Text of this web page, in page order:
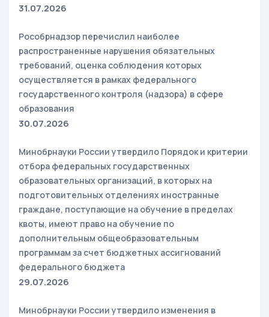
31.07.2026
Рособрнадзор перечислил наиболее
распространенные нарушения обязательных
требований, оценка соблюдения которых
осуществляется в рамках федерального
государственного контроля (надзора) в сфере
образования
30.07.2026
Минобрнауки России утвердило Порядок и критерии
отбора федеральных государственных
образовательных организаций, в которых на
подготовительных отделениях иностранные
граждане, поступающие на обучение в пределах
квоты, имеют право на обучение по
дополнительным общеобразовательным
программам за счет бюджетных ассигнований
федерального бюджета
29.07.2026
Минобрнауки России утвердило изменения в